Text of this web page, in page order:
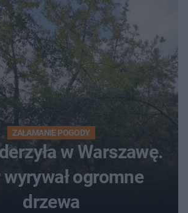
ZAŁAMANIE POGODY
w Warszawę.
ogromne
drzewa